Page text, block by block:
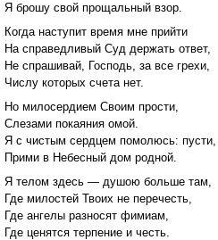
Я брошу свой прощальный взор.
Когда наступит время мне прийти
На справедливый Суд держать ответ,
Не спрашивай, Господь, за все грехи,
Числу которых счета нет.
Но милосердием Своим прости,
Слезами покаяния омой.
Я с чистым сердцем помолюсь: пусти,
Прими в Небесный дом родной.
Я телом здесь — душою больше там,
Где милостей Твоих не перечесть,
Где ангелы разносят фимиам,
Где ценятся терпение и честь.